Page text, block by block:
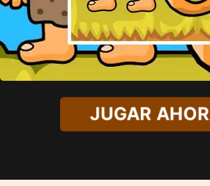
JUGAR